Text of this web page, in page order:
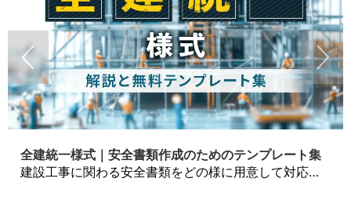
全建統一様式｜安全書類作成のためのテンプレート集
建設工事に関わる安全書類をどの様に用意して対応するか？関連書式テンプレートから書き方の注意点などの役立つコラムをbizoceanがお届けします。